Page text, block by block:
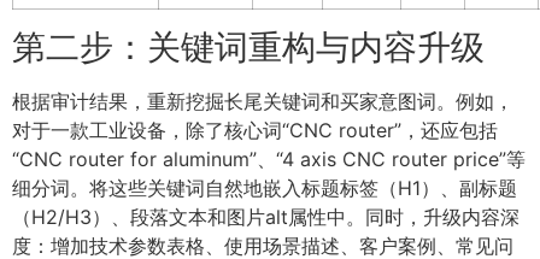
第二步：关键词重构与内容升级
根据审计结果，重新挖掘长尾关键词和买家意图词。例如，
对于一款工业设备，除了核心词“CNC router”，还应包括
“CNC router for aluminum”、“4 axis CNC router price”等
细分词。将这些关键词自然地嵌入标题标签（H1）、副标题
（H2/H3）、段落文本和图片alt属性中。同时，升级内容深
度：增加技术参数表格、使用场景描述、客户案例、常见问